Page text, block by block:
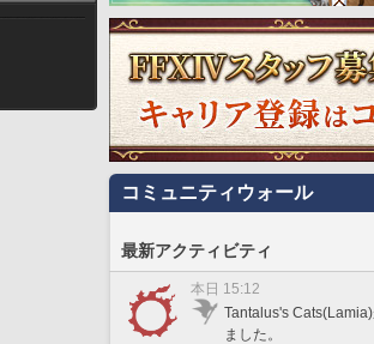
コミュニティウォール
最新アクティビティ
本日 15:12
Tantalus's
ました。